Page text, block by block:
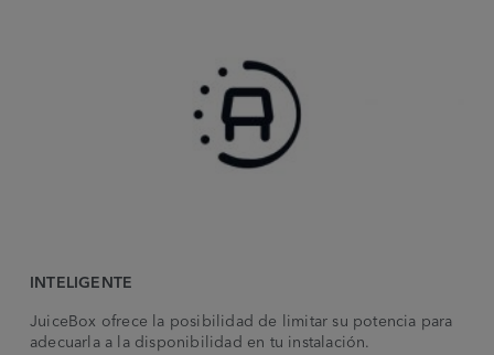
INTELIGENTE
JuiceBox ofrece la posibilidad de limitar su potencia para
adecuarla a la disponibilidad en tu instalación.